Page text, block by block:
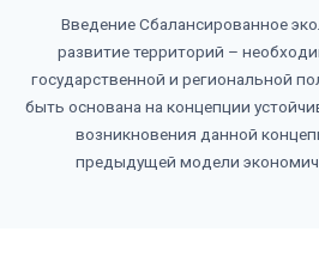
Введение Сбалансированное
развитие территорий –
государственной и региональной
быть основана на концепции
возникновения данной
предыдущей модели